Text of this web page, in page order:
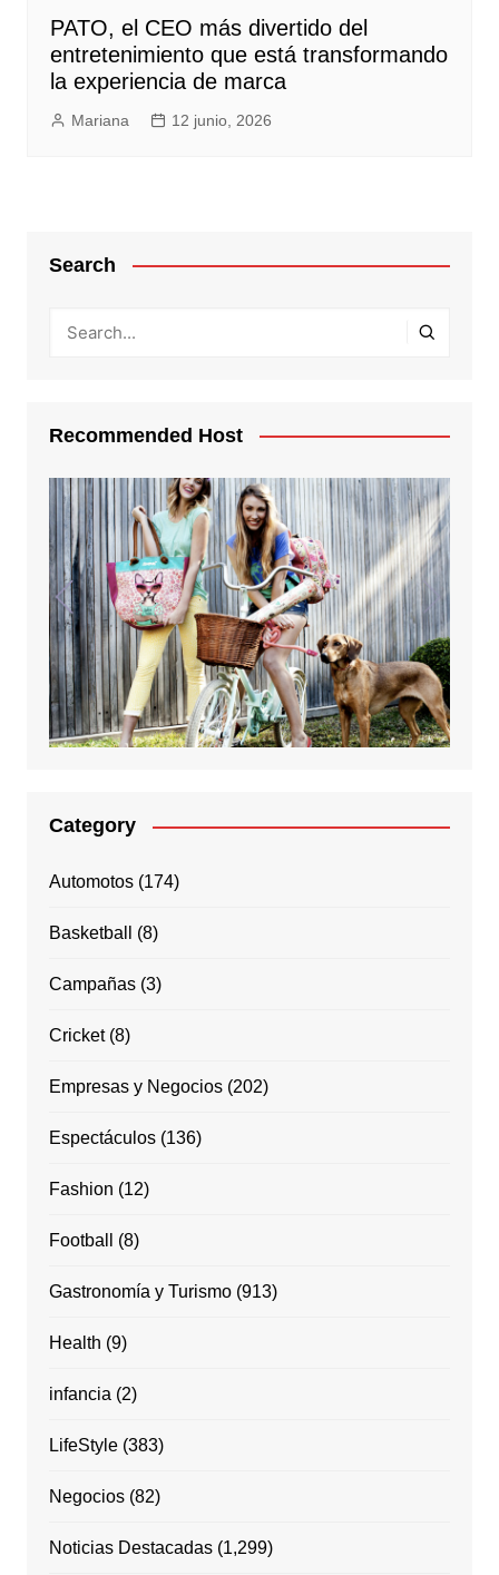
PATO, el CEO más divertido del
entretenimiento que está transformando
la experiencia de marca
Mariana 12 junio, 2026
Search
Recommended Host
Category
Automotos(174)
Basketball (8)
Campañas(3)
Cricket(8)
Empresas y Negocios(202)
Espectáculos(136)
Fashion (12)
Football (8)
Gastronomía y Turismo(913)
Health (9)
infancia (2)
LifeStyle(383)
Negocios(82)
Noticias Destacadas(1,299)